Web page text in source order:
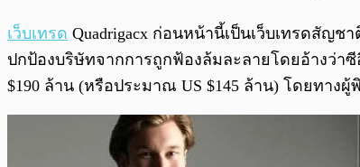
เว็บเทรด Quadrigacx ก่อนหน้านี้เป็นเว็บเทรดสัญ
ปกป้องบริษัทจากการถูกฟ้องล้มละลายโดยอ้างว่าซี
$190 ล้าน (หรือประมาณ US $145 ล้าน) โดยทาง